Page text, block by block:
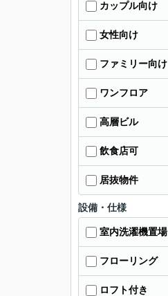
カップル向け
女性向け
ファミリー向け
ワンフロア
高層ビル
飲食店可
居抜物件
設備・仕様
室内洗濯機置場
フローリング
ロフト付き